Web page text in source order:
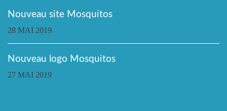
Nouveau site Mosquitos
28 MAI 2019
Nouveau logo Mosquitos
27 MAI 2019